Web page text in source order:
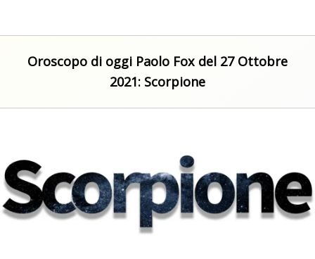
Oroscopo di oggi Paolo Fox del 27 Ottobre
2021: Scorpione